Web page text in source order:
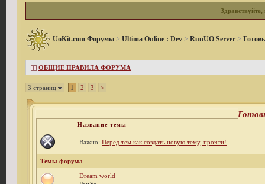
Здравствуйте,
UoKit.com Форумы > Ultima Online : Dev > RunUO Server >
ОБЩИЕ ПРАВИЛА ФОРУМА
3 страниц 1 2 3 >
Название темы
Важно: Перед тем как создать новую тему, прочти!
Темы форума
Dream world